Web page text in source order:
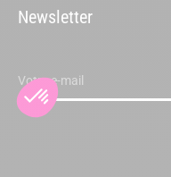
Newsletter